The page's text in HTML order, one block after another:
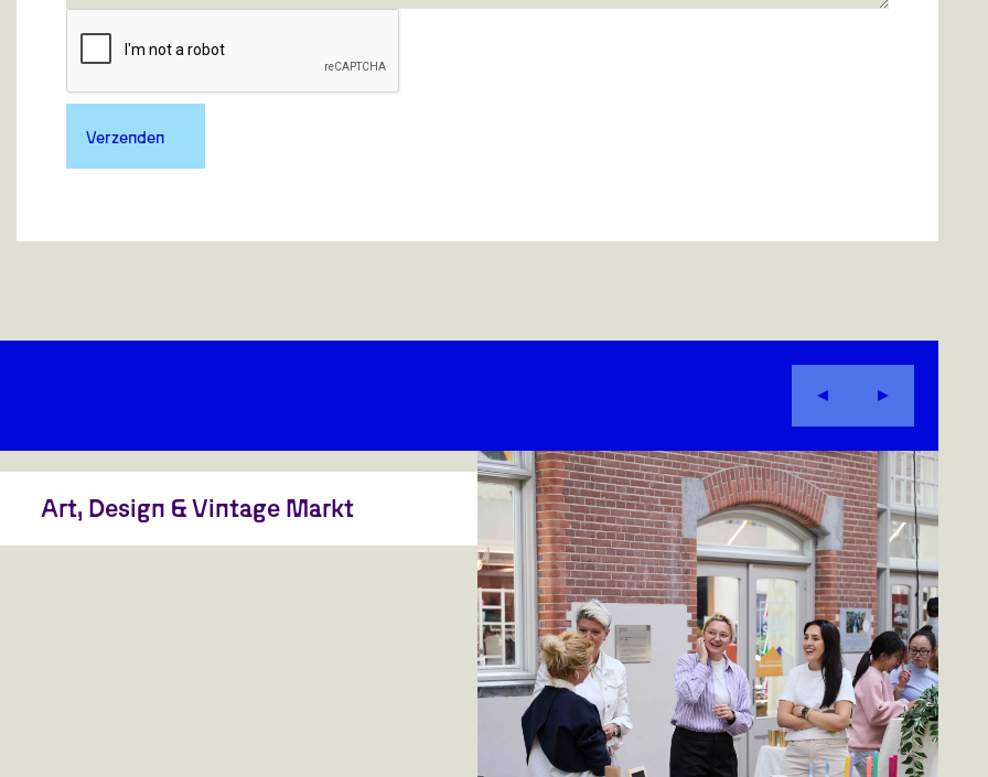
Verzenden
Art, Design & Vintage Markt